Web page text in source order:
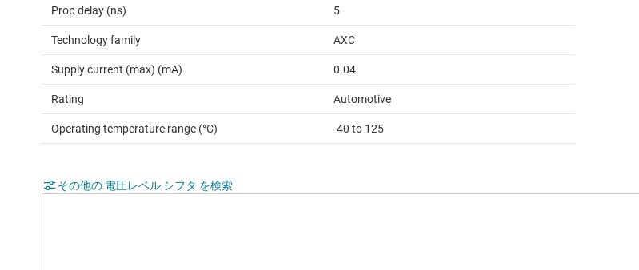
Prop delay (ns) 5
Technology family AXC
Supply current (max) (mA) 0.04
Rating Automotive
Operating temperature range (°C) -40 to 125
その他の 電圧レベル シフタ を検索